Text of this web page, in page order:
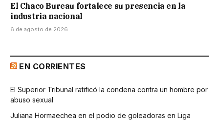
El Chaco Bureau fortalece su presencia en la
industria nacional
6 de agosto de 2026
EN CORRIENTES
El Superior Tribunal ratificó la condena contra un hombre por
abuso sexual
Juliana Hormaechea en el podio de goleadoras en Liga